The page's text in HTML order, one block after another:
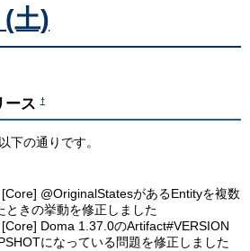
土)
ース †
下の通りです。
@OriginalStatesがあるEntityを複数
ときの挙動を修正しました
Doma 1.37.0のArtifact#VERSION
になっている問題を修正しました